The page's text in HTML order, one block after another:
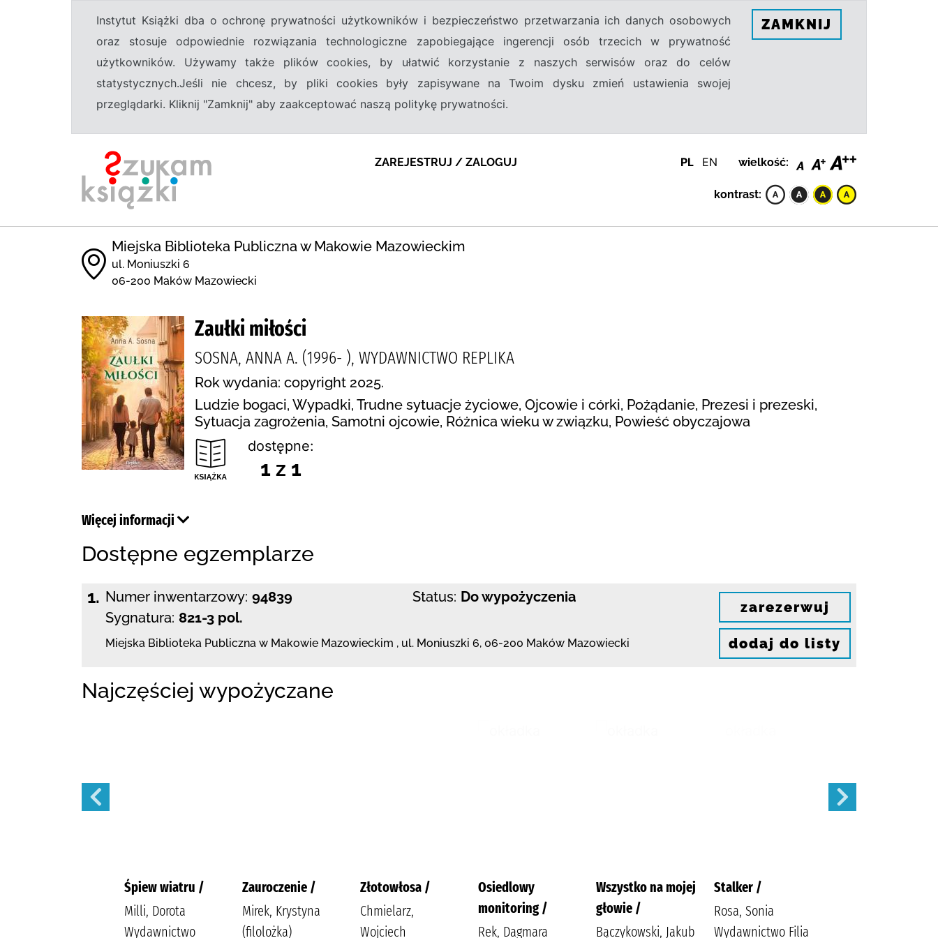
Instytut Książki dba o ochronę prywatności użytkowników i bezpieczeństwo przetwarzania ich danych osobowych
oraz stosuje odpowiednie rozwiązania technologiczne zapobiegające ingerencji osób trzecich w prywatność
użytkowników. Używamy także plików cookies, by ułatwić korzystanie z naszych serwisów oraz do celów
statystycznych.Jeśli nie chcesz, by pliki cookies były zapisywane na Twoim dysku zmień ustawienia swojej
przeglądarki. Kliknij "Zamknij" aby zaakceptować naszą politykę prywatności.
ZAMKNIJ
ZAREJESTRUJ / ZALOGUJ PL EN wielkość:
kontrast:
Miejska Biblioteka Publiczna w Makowie Mazowieckim
ul. Moniuszki 6
06-200 Maków Mazowiecki
Zaułki miłości
SOSNA, ANNA A. (1996- ), WYDAWNICTWO REPLIKA
Rok wydania: copyright 2025.
Ludzie bogaci, Wypadki, Trudne sytuacje życiowe, Ojcowie i córki, Pożądanie, Prezesi i prezeski,
Sytuacja zagrożenia, Samotni ojcowie, Różnica wieku w związku, Powieść obyczajowa
dostępne:
1 z 1
Więcej informacji
Dostępne egzemplarze
1. Numer inwentarzowy: 94839
Sygnatura: 821-3 pol.
Status: Do wypożyczenia
Miejska Biblioteka Publiczna w Makowie Mazowieckim , ul. Moniuszki 6, 06-200 Maków Mazowiecki
zarezerwuj
dodaj do listy
Najczęściej wypożyczane
Śpiew wiatru /
Milli, Dorota
Wydawnictwo
Zauroczenie /
Mirek, Krystyna
(filolożka)
Złotowłosa /
Chmielarz,
Wojciech
Osiedlowy
monitoring /
Rek, Dagmara
Wszystko na mojej
głowie /
Bączykowski, Jakub
Stalker /
Rosa, Sonia
Wydawnictwo Filia